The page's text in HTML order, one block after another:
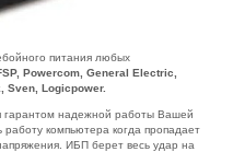
питания любых
Powercom, General Electric,
Sven, Logicpower.
гарантом надежной работы Вашей
компьютера когда пропадает
ИБП берет весь удар на